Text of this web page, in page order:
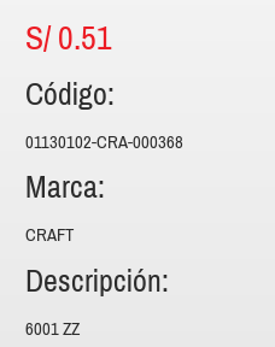
S/0.51
Código:
01130102-CRA-000368
Marca:
CRAFT
Descripción:
6001 ZZ